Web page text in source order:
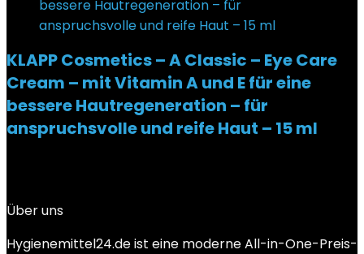
KLAPP Cosmetics – A Classic – Eye Care
Cream – mit Vitamin A und E für eine
bessere Hautregeneration – für
anspruchsvolle und reife Haut – 15 ml
Über uns
Hygienemittel24.de ist eine moderne All-in-One-Preis-